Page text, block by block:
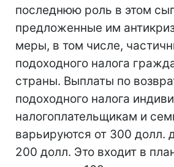
последнюю роль в этом
предложенные им
меры, в том числе,
подоходного налога
страны. Выплаты по
подоходного налога
налогоплательщикам и
варьируются от 300 долл.
200 долл. Это входит в